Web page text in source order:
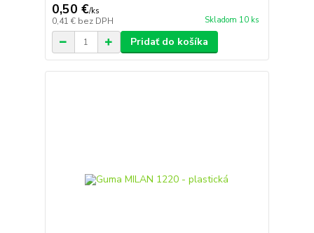
0,50 €/ks
0,41 € bez DPH Skladom 10 ks
Pridať do košíka